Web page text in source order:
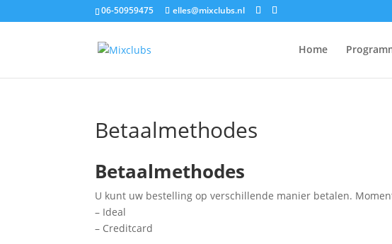
06-50959475 elles@mixclubs.nl
Home
Betaalmethodes
Betaalmethodes
U kunt uw bestelling op verschillende manier betalen.
– Ideal
– Creditcard